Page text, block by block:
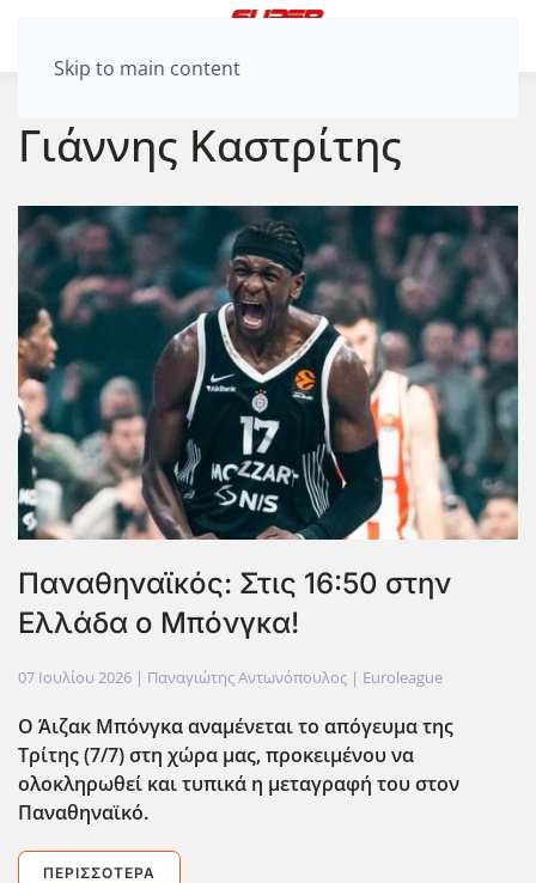
Skip to main content
Γιάννης Καστρίτης
Παναθηναϊκός: Στις 16:50 στην
Ελλάδα ο Μπόνγκα!
07 Ιουλίου 2026 | Παναγιώτης Αντωνόπουλος | Euroleague
Ο Άιζακ Μπόνγκα αναμένεται το απόγευμα της
Τρίτης (7/7) στη χώρα μας, προκειμένου να
ολοκληρωθεί και τυπικά η μεταγραφή του στον
Παναθηναϊκό.
ΠΕΡΙΣΣΌΤΕΡΑ